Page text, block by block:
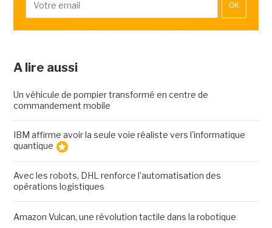
OK
A lire aussi
Un véhicule de pompier transformé en centre de
commandement mobile
IBM affirme avoir la seule voie réaliste vers l'informatique
quantique
Avec les robots, DHL renforce l'automatisation des
opérations logistiques
Amazon Vulcan, une révolution tactile dans la robotique